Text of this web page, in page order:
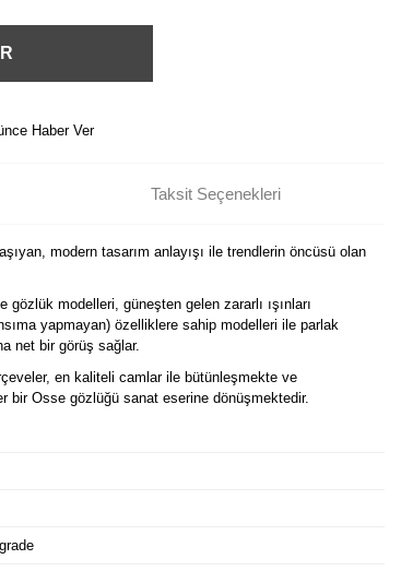
Haber Ver
Taksit Seçenekleri
modern tasarım anlayışı ile trendlerin öncüsü olan
modelleri, güneşten gelen zararlı ışınları
yapmayan) özelliklere sahip modelleri ile parlak
net bir görüş sağlar.
en kaliteli camlar ile bütünleşmekte ve
bir Osse gözlüğü sanat eserine dönüşmektedir.